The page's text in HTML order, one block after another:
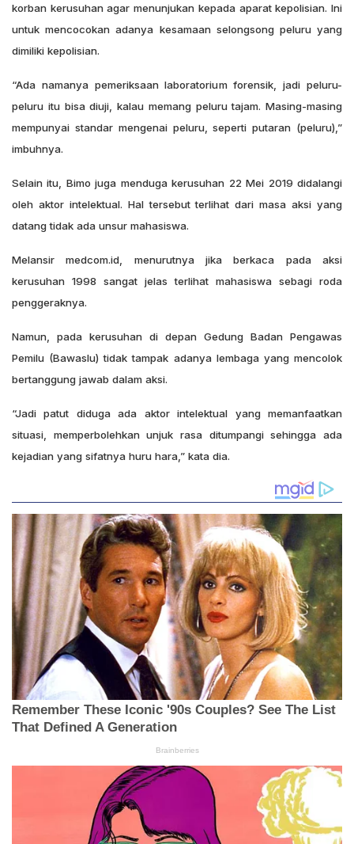
korban kerusuhan agar menunjukan kepada aparat kepolisian. Ini
untuk mencocokan adanya kesamaan selongsong peluru yang
dimiliki kepolisian.
“Ada namanya pemeriksaan laboratorium forensik, jadi peluru-
peluru itu bisa diuji, kalau memang peluru tajam. Masing-masing
mempunyai standar mengenai peluru, seperti putaran (peluru),”
imbuhnya.
Selain itu, Bimo juga menduga kerusuhan 22 Mei 2019 didalangi
oleh aktor intelektual. Hal tersebut terlihat dari masa aksi yang
datang tidak ada unsur mahasiswa.
Melansir medcom.id, menurutnya jika berkaca pada aksi
kerusuhan 1998 sangat jelas terlihat mahasiswa sebagi roda
penggeraknya.
Namun, pada kerusuhan di depan Gedung Badan Pengawas
Pemilu (Bawaslu) tidak tampak adanya lembaga yang mencolok
bertanggung jawab dalam aksi.
“Jadi patut diduga ada aktor intelektual yang memanfaatkan
situasi, memperbolehkan unjuk rasa ditumpangi sehingga ada
kejadian yang sifatnya huru hara,” kata dia.